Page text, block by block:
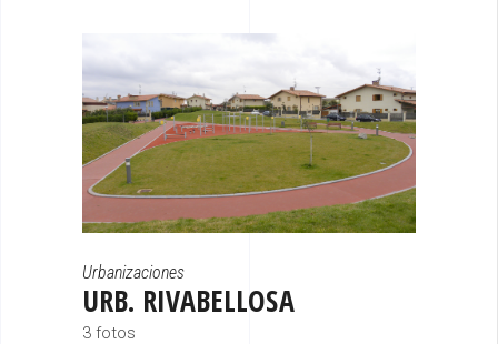
Urbanizaciones
URB. RIVABELLOSA
3 fotos